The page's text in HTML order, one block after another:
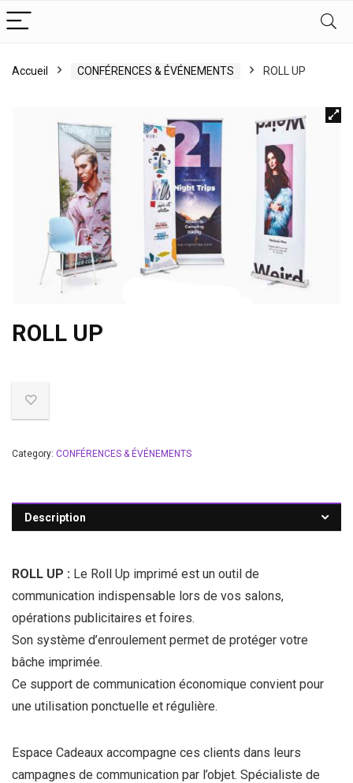
Accueil CONFÉRENCES & ÉVÉNEMENTS ROLL UP
ROLL UP
Category: CONFÉRENCES & ÉVÉNEMENTS
Description
ROLL UP : Le Roll Up imprimé est un outil de
communication indispensable lors de vos salons,
opérations publicitaires et foires.
Son système d’enroulement permet de protéger votre
bâche imprimée.
Ce support de communication économique convient pour
une utilisation ponctuelle et régulière.
Espace Cadeaux accompagne ces clients dans leurs
campagnes de communication par l’objet. Spécialiste de